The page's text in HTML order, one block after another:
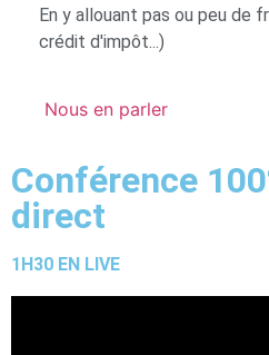
En y allouant pas ou peu de
crédit d'impôt...)
Nous en parler
Conférence
direct
1H30 EN LIVE